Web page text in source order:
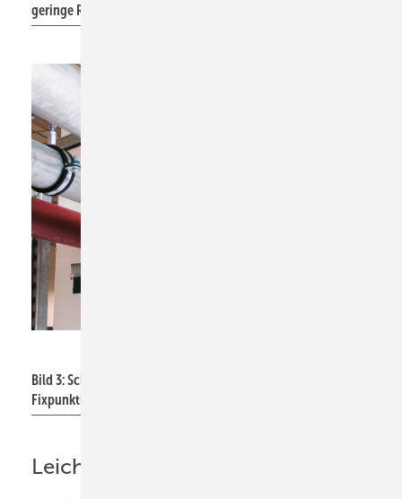
geringe Rauchentwicklung aufweisen.
Bild 3: Schienensystem mit schalldämmender
Fixpunktbefestigung und Gleitbefestigung.
Leichtes oder schweres Rohr?